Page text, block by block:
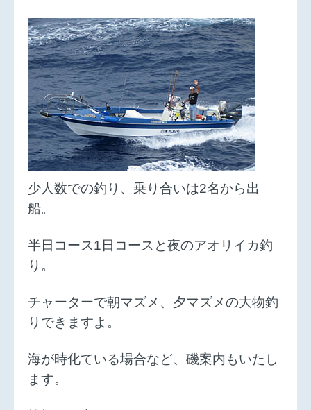
少人数での釣り、乗り合いは2名から出
船。
半日コース1日コースと夜のアオリイカ釣
り。
チャーターで朝マズメ、夕マズメの大物釣
りできますよ。
海が時化ている場合など、磯案内もいたし
ます。